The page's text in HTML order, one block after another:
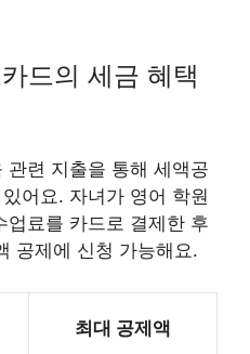
드의 세금 혜택
관련 지출을 통해 세액공
어요. 자녀가 영어 학원
업료를 카드로 결제한 후
공제에 신청 가능해요.
최대 공제액